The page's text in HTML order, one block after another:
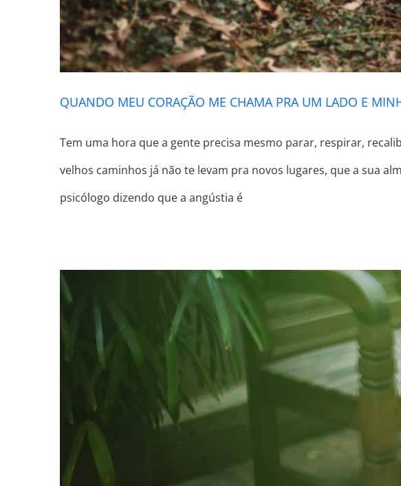
QUANDO MEU CORAÇÃO ME CHAMA PRA UM LADO E
Tem uma hora que a gente precisa mesmo parar, respirar,
velhos caminhos já não te levam pra novos lugares, que a sua
psicólogo dizendo que a angústia é